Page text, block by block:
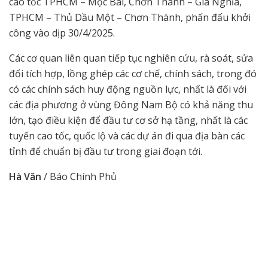
TPHCM – Thủ Dầu Một – Chơn Thành, phấn đấu khởi
công vào dịp 30/4/2025.
Các cơ quan liên quan tiếp tục nghiên cứu, rà soát, sửa
đổi tích hợp, lồng ghép các cơ chế, chính sách, trong đó
có các chính sách huy động nguồn lực, nhất là đối với
các địa phương ở vùng Đông Nam Bộ có khả năng thu
lớn, tạo điều kiện để đầu tư cơ sở hạ tầng, nhất là các
tuyến cao tốc, quốc lộ và các dự án đi qua địa bàn các
tỉnh để chuẩn bị đầu tư trong giai đoạn tới.
Hà Văn / Báo Chính Phủ